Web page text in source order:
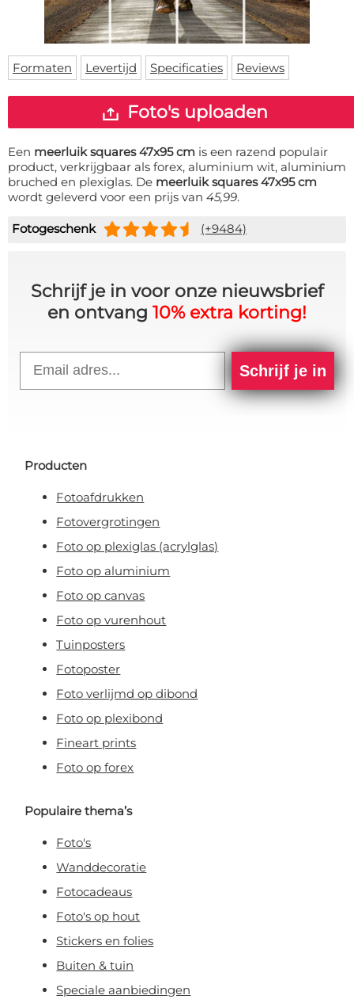
Deurmat
Vloermat
Skateboard deck
Over ons
Levertijden
Inloggen
WhatsApp
Formaten Levertijd Specificaties Reviews
Foto's uploaden
Een meerluik squares 47x95 cm is een razend populair
product, verkrijgbaar als forex, aluminium wit, aluminium
bruched en plexiglas. De meerluik squares 47x95 cm
wordt geleverd voor een prijs van 45,99.
Fotogeschenk (+9484)
Schrijf je in voor onze nieuwsbrief
en ontvang 10% extra korting!
Schrijf je in
Producten
Fotoafdrukken
Fotovergrotingen
Foto op plexiglas (acrylglas)
Foto op aluminium
Foto op canvas
Foto op vurenhout
Tuinposters
Fotoposter
Foto verlijmd op dibond
Foto op plexibond
Fineart prints
Foto op forex
Populaire thema’s
Foto's
Wanddecoratie
Fotocadeaus
Foto's op hout
Stickers en folies
Buiten & tuin
Speciale aanbiedingen